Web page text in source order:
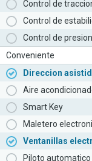
Control de
Control de
Control de
Conveniente
Direccion
Aire
Smart Key
Maletero
Ventanillas
Piloto automatico